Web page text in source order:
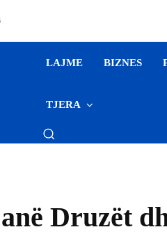
LAJME BIZNES
TJERA
Druzët